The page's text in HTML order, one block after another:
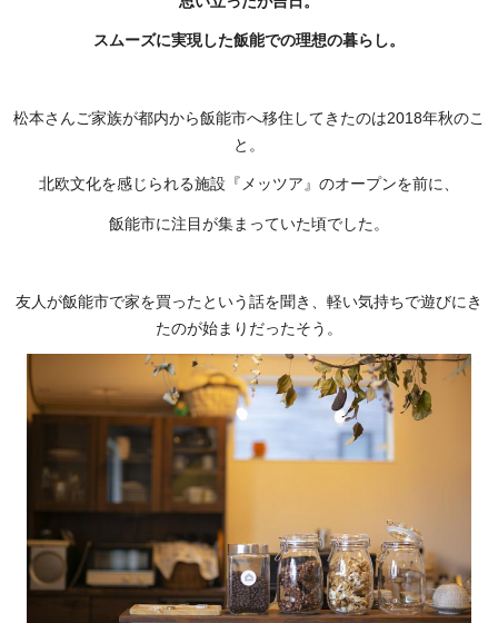
スムーズに実現した飯能での理想の暮らし。
松本さんご家族が都内から飯能市へ移住してきたのは2018年秋のこ
と。
北欧文化を感じられる施設『メッツア』のオープンを前に、
飯能市に注目が集まっていた頃でした。
友人が飯能市で家を買ったという話を聞き、軽い気持ちで遊びにき
たのが始まりだったそう。